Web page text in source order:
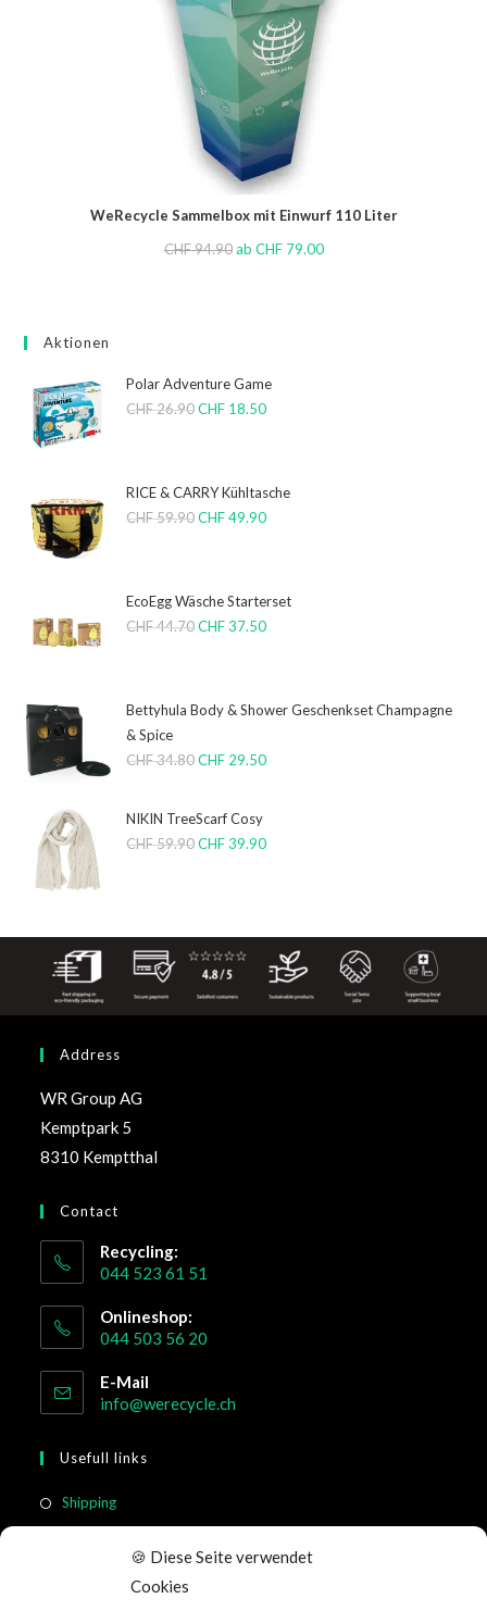
🍪 Diese Seite verwendet
Cookies
WeRecycle Sammelbox mit Einwurf 110 Liter
CHF94.90 ab CHF79.00
Aktionen
Polar Adventure Game
CHF26.90 CHF 18.50
RICE & CARRY Kühltasche
CHF59.90 CHF49.90
EcoEgg Wäsche Starterset
CHF44.70 CHF37.50
Bettyhula Body & Shower Geschenkset Champagne
& Spice
CHF34.80 CHF 29.50
NIKIN TreeScarf Cosy
CHF59.90 CHF39.90
Address
WR Group AG
Kemptpark 5
8310 Kemptthal
Contact
Recycling:
044 523 61 51
Onlineshop:
044 503 56 20
E-Mail
info@werecycle.ch
Usefull links
Shipping